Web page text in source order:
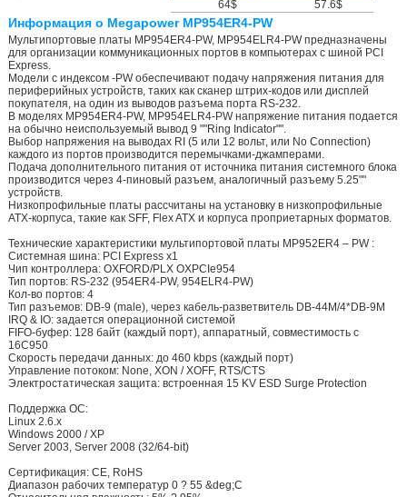
64$
57.6$
Информация о Megapower MP954ER4-PW
Мультипортовые платы MP954ER4-PW, MP954ELR4-PW предназначены
для организации коммуникационных портов в компьютерах с шиной PCI
Express.
Модели с индексом -PW обеспечивают подачу напряжения питания для
периферийных устройств, таких как сканер штрих-кодов или дисплей
покупателя, на один из выводов разъема порта RS-232.
В моделях MP954ER4-PW, MP954ELR4-PW напряжение питания подается
на обычно неиспользуемый вывод 9 ""Ring Indicator"".
Выбор напряжения на выводах RI (5 или 12 вольт, или No Connection)
каждого из портов производится перемычками-джамперами.
Подача дополнительного питания от источника питания системного блока
производится через 4-пиновый разъем, аналогичный разъему 5.25""
устройств.
Низкопрофильные платы рассчитаны на установку в низкопрофильные
ATX-корпуса, такие как SFF, Flex ATX и корпуса проприетарных форматов.
Технические характеристики мультипортовой платы MP952ER4 – PW :
Cистемная шина: PCI Express x1
Чип контроллера: OXFORD/PLX OXPCIe954
Тип портов: RS-232 (954ER4-PW, 954ELR4-PW)
Кол-во портов: 4
Тип разъемов: DB-9 (male), через кабель-разветвитель DB-44M/4*DB-9M
IRQ & IO: задается операционной системой
FIFO-буфер: 128 байт (каждый порт), аппаратный, совместимость с
16C950
Скорость передачи данных: до 460 kbps (каждый порт)
Управление потоком: None, XON / XOFF, RTS/CTS
Электростатическая защита: встроенная 15 KV ESD Surge Protection
Поддержка ОС:
Linux 2.6.x
Windows 2000 / XP
Server 2003, Server 2008 (32/64-bit)
Сертификация: CE, RoHS
Диапазон рабочих температур 0 ? 55 &deg;C